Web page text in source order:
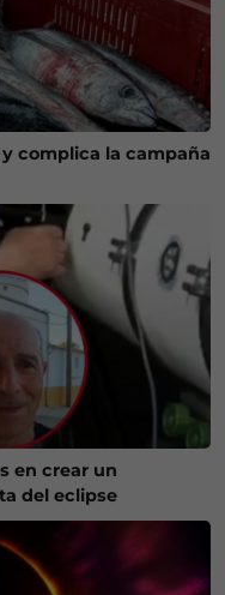
complica la campaña
en crear un
del eclipse